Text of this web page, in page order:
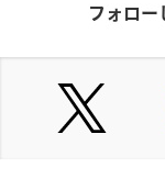
フォロー